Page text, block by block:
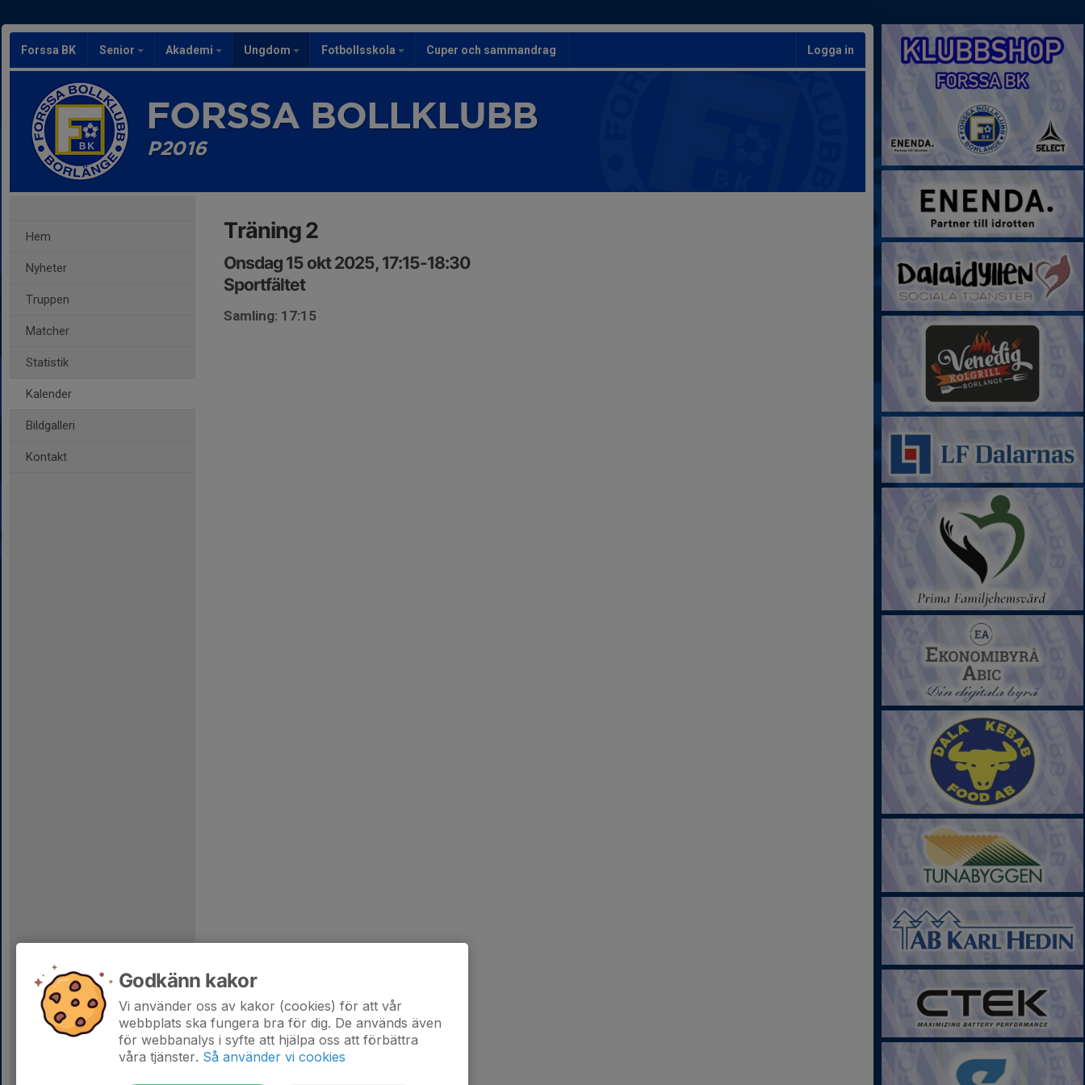
Forssa BK Senior Akademi Ungdom Fotbollsskola Cuper och sammandrag Logga in
FORSSA BOLLKLUBB
P2016
Hem
Nyheter
Truppen
Matcher
Statistik
Kalender
Bildgalleri
Kontakt
Träning 2
Onsdag 15 okt 2025, 17:15-18:30
Sportfältet
Samling: 17:15
Godkänn kakor
Vi använder oss av kakor (cookies) för att vår
webbplats ska fungera bra för dig. De används även
för webbanalys i syfte att hjälpa oss att förbättra
våra tjänster. Så använder vi cookies